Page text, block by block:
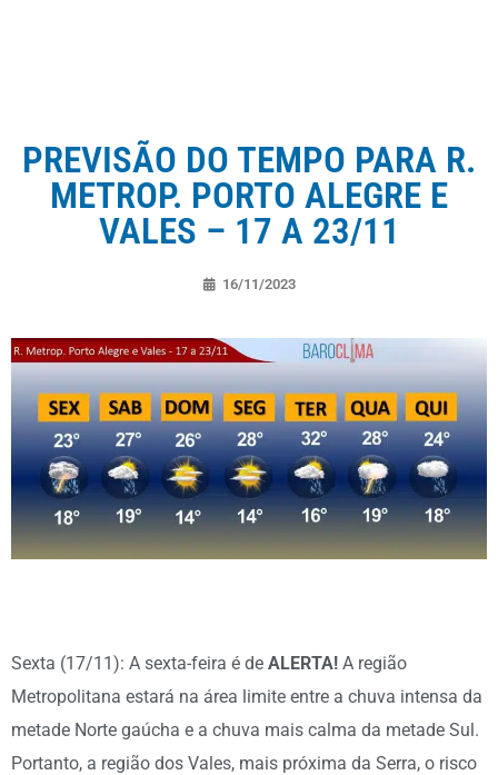
PREVISÃO DO TEMPO PARA R.
METROP. PORTO ALEGRE E
VALES – 17 A 23/11
16/11/2023
Sexta (17/11): A sexta-feira é de ALERTA! A região
Metropolitana estará na área limite entre a chuva intensa da
metade Norte gaúcha e a chuva mais calma da metade Sul.
Portanto, a região dos Vales, mais próxima da Serra, o risco